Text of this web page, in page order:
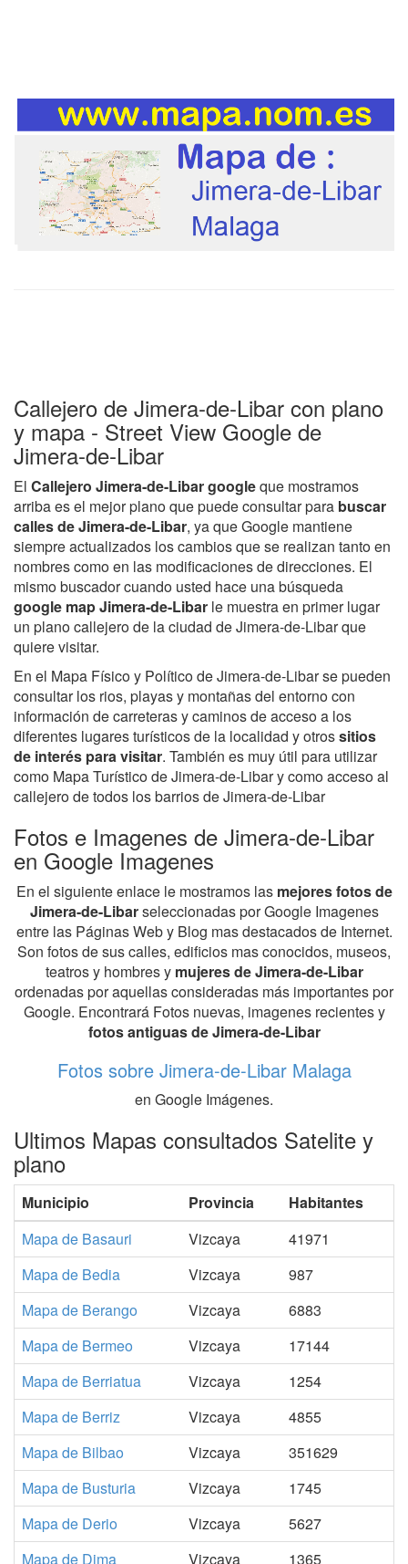
Callejero de Jimera-de-Libar con plano
y mapa - Street View Google de
Jimera-de-Libar
El Callejero Jimera-de-Libar googleque mostramos
arriba es el mejor plano que puede consultar para buscar
calles de Jimera-de-Libar, ya que Google mantiene
siempre actualizados los cambios que se realizan tanto en
nombres como en las modificaciones de direcciones. El
mismo buscador cuando usted hace una búsqueda
google map Jimera-de-Libar le muestra en primer lugar
un plano callejero de la ciudad de Jimera-de-Libar que
quiere visitar.
En el Mapa Físico y Político de Jimera-de-Libar se pueden
consultar los rios, playas y montañas del entorno con
información de carreteras y caminos de acceso a los
diferentes lugares turísticos de la localidad y otrossitios
de interés para visitar. También es muy útil para utilizar
como Mapa Turístico de Jimera-de-Libar y como acceso al
callejero de todos los barrios de Jimera-de-Libar
Fotos e Imagenes de Jimera-de-Libar
en Google Imagenes
En el siguiente enlace le mostramos las mejores fotos de
Jimera-de-Libarseleccionadas por Google Imagenes
entre las Páginas Web y Blog mas destacados de Internet.
Son fotos de sus calles, edificios mas conocidos, museos,
teatros y hombres y mujeres de Jimera-de-Libar
ordenadas por aquellas consideradas más importantes por
Google. Encontrará Fotos nuevas, imagenes recientes y
fotos antiguas de Jimera-de-Libar
Fotos sobre Jimera-de-Libar Malaga
en Google Imágenes.
Ultimos Mapas consultados Satelite y
plano
Municipio Provincia
Habitantes
Mapa de Basauri
Vizcaya
41971
Mapa de Bedia
Vizcaya
987
Mapa de Berango
Vizcaya
6883
Mapa de Bermeo
Vizcaya
17144
Mapa de Berriatua
Vizcaya
1254
Mapa de Berriz
Vizcaya
4855
Mapa de Bilbao
Vizcaya
351629
Mapa de Busturia
Vizcaya
1745
Mapa de Derio
Vizcaya
5627
Mapa de Dima
Vizcaya 1365